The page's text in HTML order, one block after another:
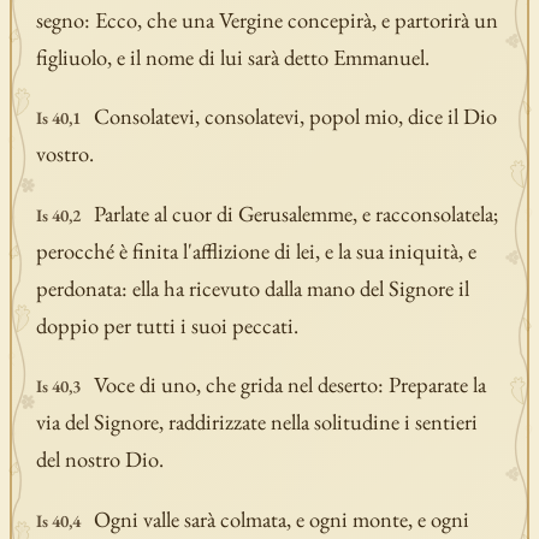
segno: Ecco, che una Vergine concepirà, e partorirà un
figliuolo, e il nome di lui sarà detto Emmanuel.
Is 40,1
Consolatevi, consolatevi, popol mio, dice il Dio
vostro.
Is 40,2
Parlate al cuor di Gerusalemme, e racconsolatela;
perocché è finita l'afflizione di lei, e la sua iniquità, e
perdonata: ella ha ricevuto dalla mano del Signore il
doppio per tutti i suoi peccati.
Is 40,3
Voce di uno, che grida nel deserto: Preparate la
via del Signore, raddirizzate nella solitudine i sentieri
del nostro Dio.
Is 40,4
Ogni valle sarà colmata, e ogni monte, e ogni